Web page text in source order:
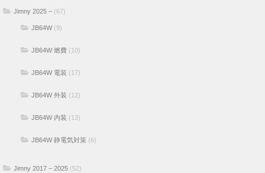
Jimny 2025 – (67)
JB64W(9)
JB64W 燃費 (10)
JB64W 電装 (17)
JB64W 外装 (12)
JB64W 内装 (13)
JB64W 静電気対策 (6)
Jimny 2017 – 2025 (52)